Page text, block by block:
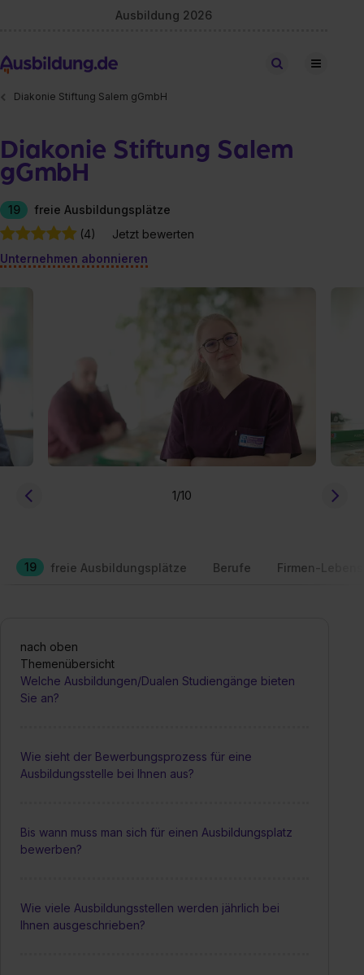
Ausbildung 2026
Stellen finden
Diakonie Stiftung Salem gGmbH
Diakonie Stiftung Salem
gGmbH
19
freie Ausbildungsplätze
(4)
Jetzt bewerten
Unternehmen abonnieren
1/10
19 freie Ausbildungsplätze Berufe Firmen-
nach oben
Themenübersicht
Welche Ausbildungen/Dualen Studiengänge bieten
Sie an?
Wie sieht der Bewerbungsprozess für eine
Ausbildungsstelle bei Ihnen aus?
Bis wann muss man sich für einen Ausbildungsplatz
bewerben?
Wie viele Ausbildungsstellen werden jährlich bei
Ihnen ausgeschrieben?